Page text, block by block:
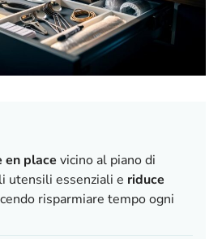
en place vicino al piano di
utensili essenziali e riduce
risparmiare tempo ogni